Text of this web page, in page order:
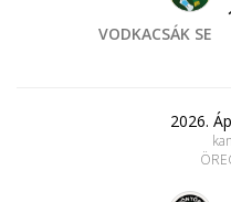
VODKACSÁK SE
2026.